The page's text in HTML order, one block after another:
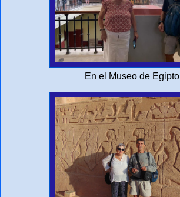
En el Museo de Egipto